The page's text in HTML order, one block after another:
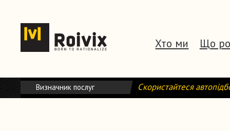
Хто ми Що
Визначник послуг Скористайтеся